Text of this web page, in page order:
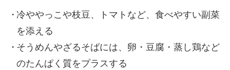
冷ややっこや枝豆、トマトなど、食べやすい副菜
を添える
そうめんやざるそばには、卵・豆腐・蒸し鶏など
のたんぱく質をプラスする